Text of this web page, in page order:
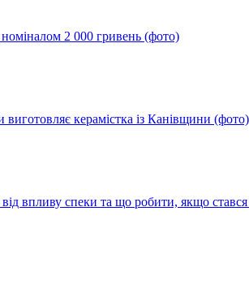
номіналом 2 000 гривень (фото)
керамістка із Канівщини (фото)
впливу спеки та що робити, якщо